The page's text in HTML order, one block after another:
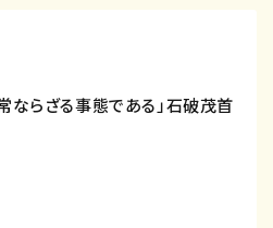
ならざる事態である」石破茂首